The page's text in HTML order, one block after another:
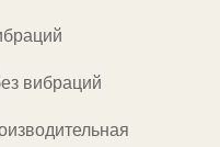
вибраций